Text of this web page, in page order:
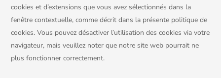
cookies et d’extensions que vous avez sélectionnés dans la
fenêtre contextuelle, comme décrit dans la présente politique de
cookies. Vous pouvez désactiver l’utilisation des cookies via votre
navigateur, mais veuillez noter que notre site web pourrait ne
plus fonctionner correctement.